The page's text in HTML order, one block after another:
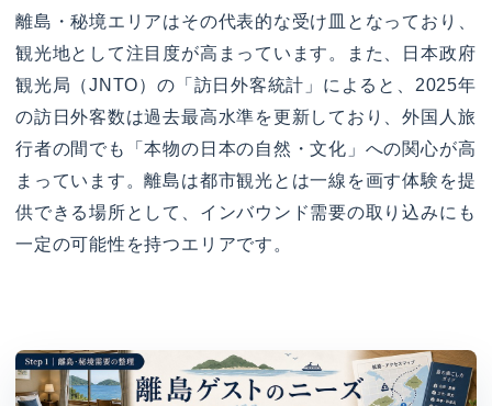
離島・秘境エリアはその代表的な受け皿となっており、
観光地として注目度が高まっています。また、日本政府
観光局（JNTO）の「訪日外客統計」によると、2025年
の訪日外客数は過去最高水準を更新しており、外国人旅
行者の間でも「本物の日本の自然・文化」への関心が高
まっています。離島は都市観光とは一線を画す体験を提
供できる場所として、インバウンド需要の取り込みにも
一定の可能性を持つエリアです。